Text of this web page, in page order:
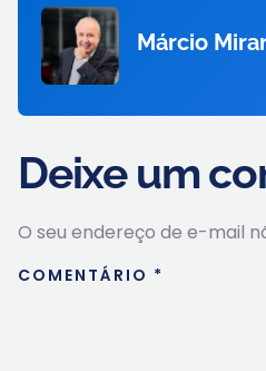
Márcio
Deixe um
O seu endereço de e-mail
COMENTÁRIO *